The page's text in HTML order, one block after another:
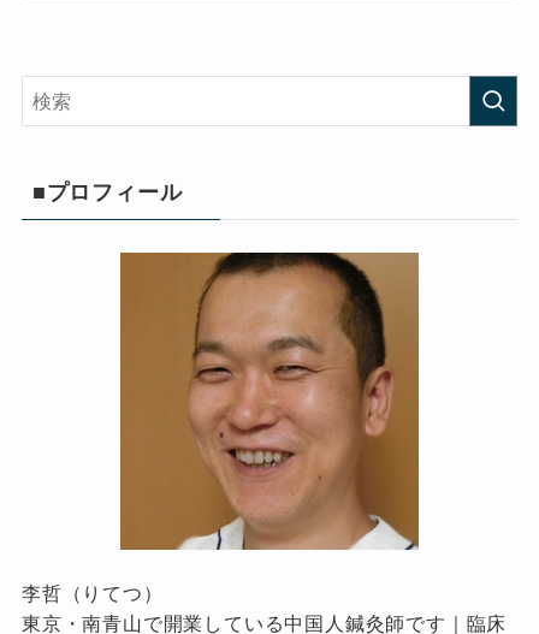
■プロフィール
李哲（りてつ）
東京・南青山で開業している中国人鍼灸師です｜臨床